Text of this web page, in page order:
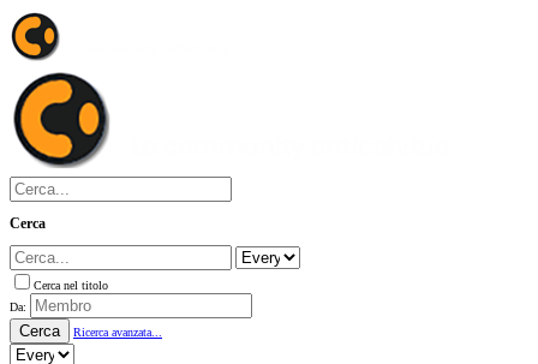
Cerca
Cerca nel titolo
Da:
Cerca Ricerca avanzata...